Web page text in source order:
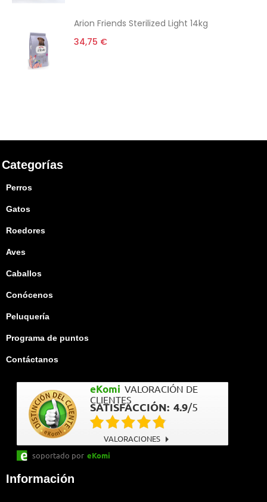
Arion Friends Sterilized Light 14kg
34,75 €
Categorías
Perros
Gatos
Roedores
Aves
Caballos
Conócenos
Peluquería
Programa de puntos
Contáctanos
eKomi VALORACIÓN DE
CLIENTES
SATISFACCIÓN: 4.9/5
VALORACIONES
soportado por eKomi
Información